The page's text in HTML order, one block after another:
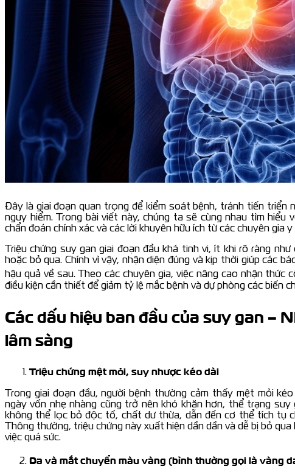
Đây là giai đoạn quan trọng để kiểm soát bệnh, tránh tiến triển
nguy hiểm. Trong bài viết này, chúng ta sẽ cùng nhau tìm hiểu
chẩn đoán chính xác và các lời khuyên hữu ích từ các chuyên gia y
Triệu chứng suy gan giai đoạn đầu khá tinh vi, ít khi rõ ràng
hoặc bỏ qua. Chính vì vậy, nhận diện đúng và kịp thời giúp các
hậu quả về sau. Theo các chuyên gia, việc nâng cao nhận thức
điều kiện cần thiết để giảm tỷ lệ mắc bệnh và dự phòng các biến
Các dấu hiệu ban đầu của suy gan –
lâm sàng
Triệu chứng mệt mỏi, suy nhược kéo dài
Trong giai đoạn đầu, người bệnh thường cảm thấy mệt mỏi
ngày vốn nhẹ nhàng cũng trở nên khó khăn hơn, thể trạng
không thể lọc bỏ độc tố, chất dư thừa, dẫn đến cơ thể tích tụ
Thông thường, triệu chứng này xuất hiện dần dần và dễ bị bỏ
việc quá sức.
Da và mắt chuyển màu vàng (bình thường gọi là vàng